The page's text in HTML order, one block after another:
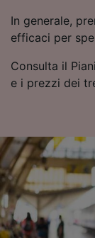
In generale,
efficaci per
Consulta il
e i prezzi dei
dati non
Noi e i
dispositivo
Archiviare
accedervi.
dei
pubblico,